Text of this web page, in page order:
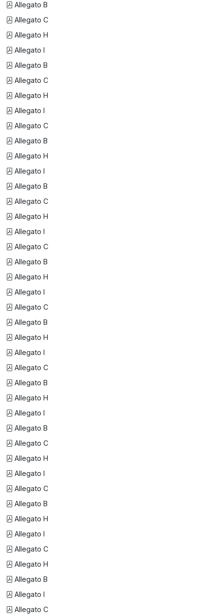
Allegato B
Allegato C
Allegato H
Allegato I
Allegato B
Allegato C
Allegato H
Allegato I
Allegato C
Allegato B
Allegato H
Allegato I
Allegato B
Allegato C
Allegato H
Allegato I
Allegato C
Allegato B
Allegato H
Allegato I
Allegato C
Allegato B
Allegato H
Allegato I
Allegato C
Allegato B
Allegato H
Allegato I
Allegato B
Allegato C
Allegato H
Allegato I
Allegato C
Allegato B
Allegato H
Allegato I
Allegato C
Allegato H
Allegato B
Allegato I
Allegato C